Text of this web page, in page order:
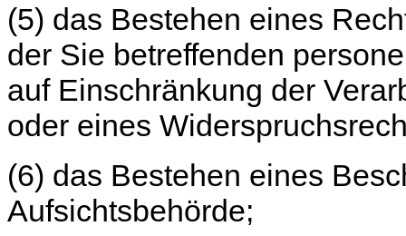
(5) das Bestehen eines
der Sie betreffenden
auf Einschränkung der
oder eines
(6) das Bestehen eines
Aufsichtsbehörde;